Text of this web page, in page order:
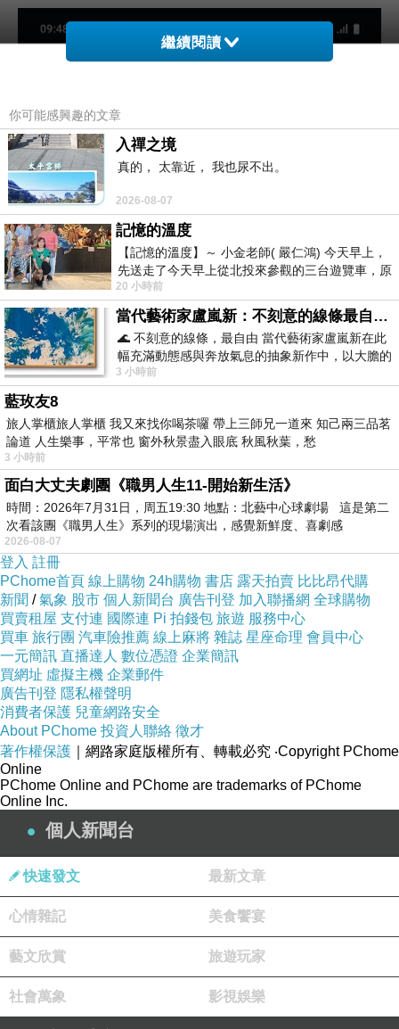
獸醫和他長得很高的男友ˇˇˇˇˇˇˇˇˇˇˇˇˇ
繼續閱讀
你可能感興趣的文章
入禪之境
真的， 太靠近， 我也尿不出。
2026-08-07
記憶的溫度
【記憶的溫度】～ 小金老師( 嚴仁鴻) 今天早上，
先送走了今天早上從北投來參觀的三台遊覽車，原
以為展場已經差不多要安靜下來，卻發
20 小時前
當代藝術家盧嵐新：不刻意的線條最自由，讓色彩流動、筆觸自己說話
🌊 不刻意的線條，最自由 當代藝術家盧嵐新在此
幅充滿動態感與奔放氣息的抽象新作中，以大膽的
藍色顏料在白色畫布上揮灑、壓印與流淌
3 小時前
藍玫友8
旅人掌櫃旅人掌櫃 我又來找你喝茶囉 帶上三師兄一道來 知己兩三品茗
論道 人生樂事，平常也 窗外秋景盡入眼底 秋風秋葉，愁
3 小時前
面白大丈夫劇團《職男人生11-開始新生活》
時間：2026年7月31日，周五19:30 地點：北藝中心球劇場 這是第二
次看該團《職男人生》系列的現場演出，感覺新鮮度、喜劇感
2026-08-07
登入 註冊
PChome首頁 線上購物 24h購物 書店 露天拍賣 比比昂代購
新聞 /氣象 股市 個人新聞台 廣告刊登 加入聯播網 全球購物
買賣租屋 支付連 國際連 Pi 拍錢包 旅遊 服務中心
買車 旅行團 汽車險推薦 線上麻將 雜誌 星座命理 會員中心
一元簡訊 直播達人 數位憑證 企業簡訊
買網址 虛擬主機 企業郵件
廣告刊登 隱私權聲明
消費者保護 兒童網路安全
About PChome 投資人聯絡 徵才
著作權保護 ｜網路家庭版權所有、轉載必究 ‧Copyright PChome
Online
PChome Online and PChome are trademarks of PChome
Online Inc.
個人新聞台
快速發文 最新文章
心情雜記 美食饗宴
藝文欣賞 旅遊玩家
社會萬象 影視娛樂